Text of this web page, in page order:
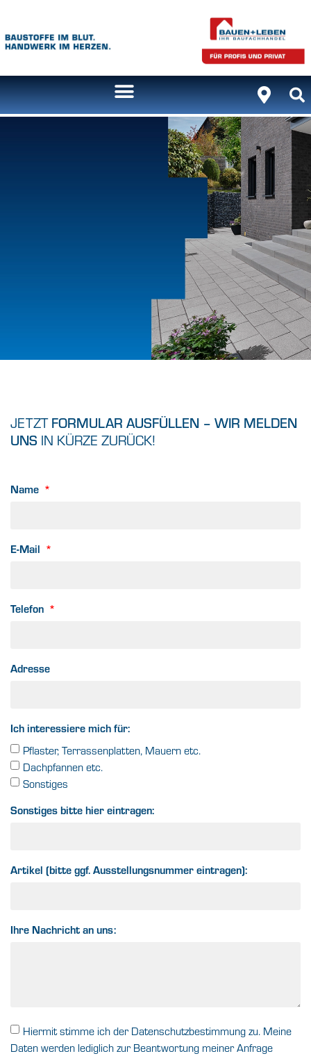
Sie interessieren sich für
Sie jetzt unser
ZUR STANDORTSEITE
JETZT FORMULAR AUSFÜLLEN – WIR MELDEN
UNS IN KÜRZE ZURÜCK!
Name
E-Mail
Telefon
Adresse
Ich interessiere mich für:
Pflaster, Terrassenplatten, Mauern etc.
Dachpfannen etc.
Sonstiges
Sonstiges bitte hier eintragen:
Artikel (bitte ggf. Ausstellungsnummer eintragen):
Ihre Nachricht an uns:
Hiermit stimme ich der Datenschutzbestimmung zu. Meine
Daten werden lediglich zur Beantwortung meiner Anfrage